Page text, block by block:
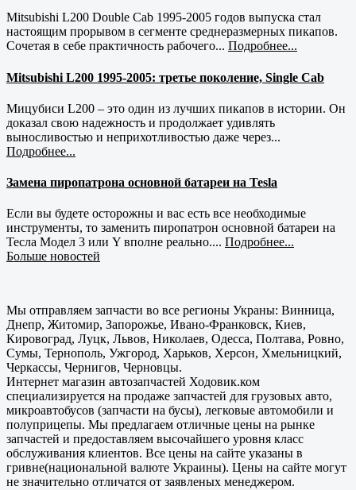
Mitsubishi L200 Double Cab 1995-2005 годов выпуска стал
настоящим прорывом в сегменте среднеразмерных пикапов.
Сочетая в себе практичность рабочего... Подробнее...
Mitsubishi L200 1995-2005: третье поколение, Single Cab
Мицубиси L200 – это один из лучших пикапов в истории. Он
доказал свою надежность и продолжает удивлять
выносливостью и неприхотливостью даже через...
Подробнее...
Замена пиропатрона основной батареи на Tesla
Если вы будете осторожны и вас есть все необходимые
инструменты, то заменить пиропатрон основной батареи на
Тесла Модел 3 или Y вполне реально.... Подробнее...
Больше новостей
Мы отправляем запчасти во все регионы Украны: Винница,
Днепр, Житомир, Запорожье, Ивано-Франковск, Киев,
Кировоград, Луцк, Львов, Николаев, Одесса, Полтава, Ровно,
Сумы, Тернополь, Ужгород, Харьков, Херсон, Хмельницкий,
Черкассы, Чернигов, Черновцы.
Интернет магазин автозапчастей Ходовик.ком
специализируется на продаже запчастей для грузовых авто,
микроавтобусов (запчасти на бусы), легковые автомобили и
полуприцепы. Мы предлагаем отличные цены на рынке
запчастей и предоставляем высочайшего уровня класс
обслуживания клиентов. Все цены на сайте указаны в
гривне(национальной валюте Украины). Цены на сайте могут
не значительно отличатся от заявленых менеджером.